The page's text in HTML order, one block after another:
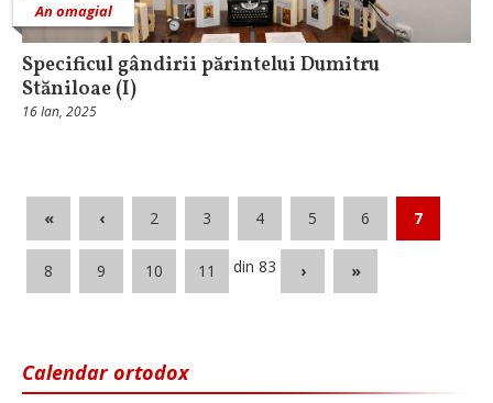
An omagial
Specificul gândirii părintelui Dumitru
Stăniloae (I)
16 Ian, 2025
« ‹ 2 3 4 5 6 7
8 9 10 11 din 83 › »
Calendar ortodox